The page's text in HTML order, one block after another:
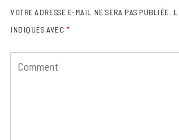
VOTRE ADRESSE E-MAIL NE SERA PAS PUBLIÉE.
INDIQUÉS AVEC *